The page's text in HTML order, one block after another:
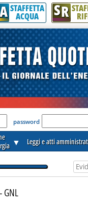
la notizia.
A STAFFETTA
ACQUA SR
accedere'
password
▼ Leggi e atti
GNL